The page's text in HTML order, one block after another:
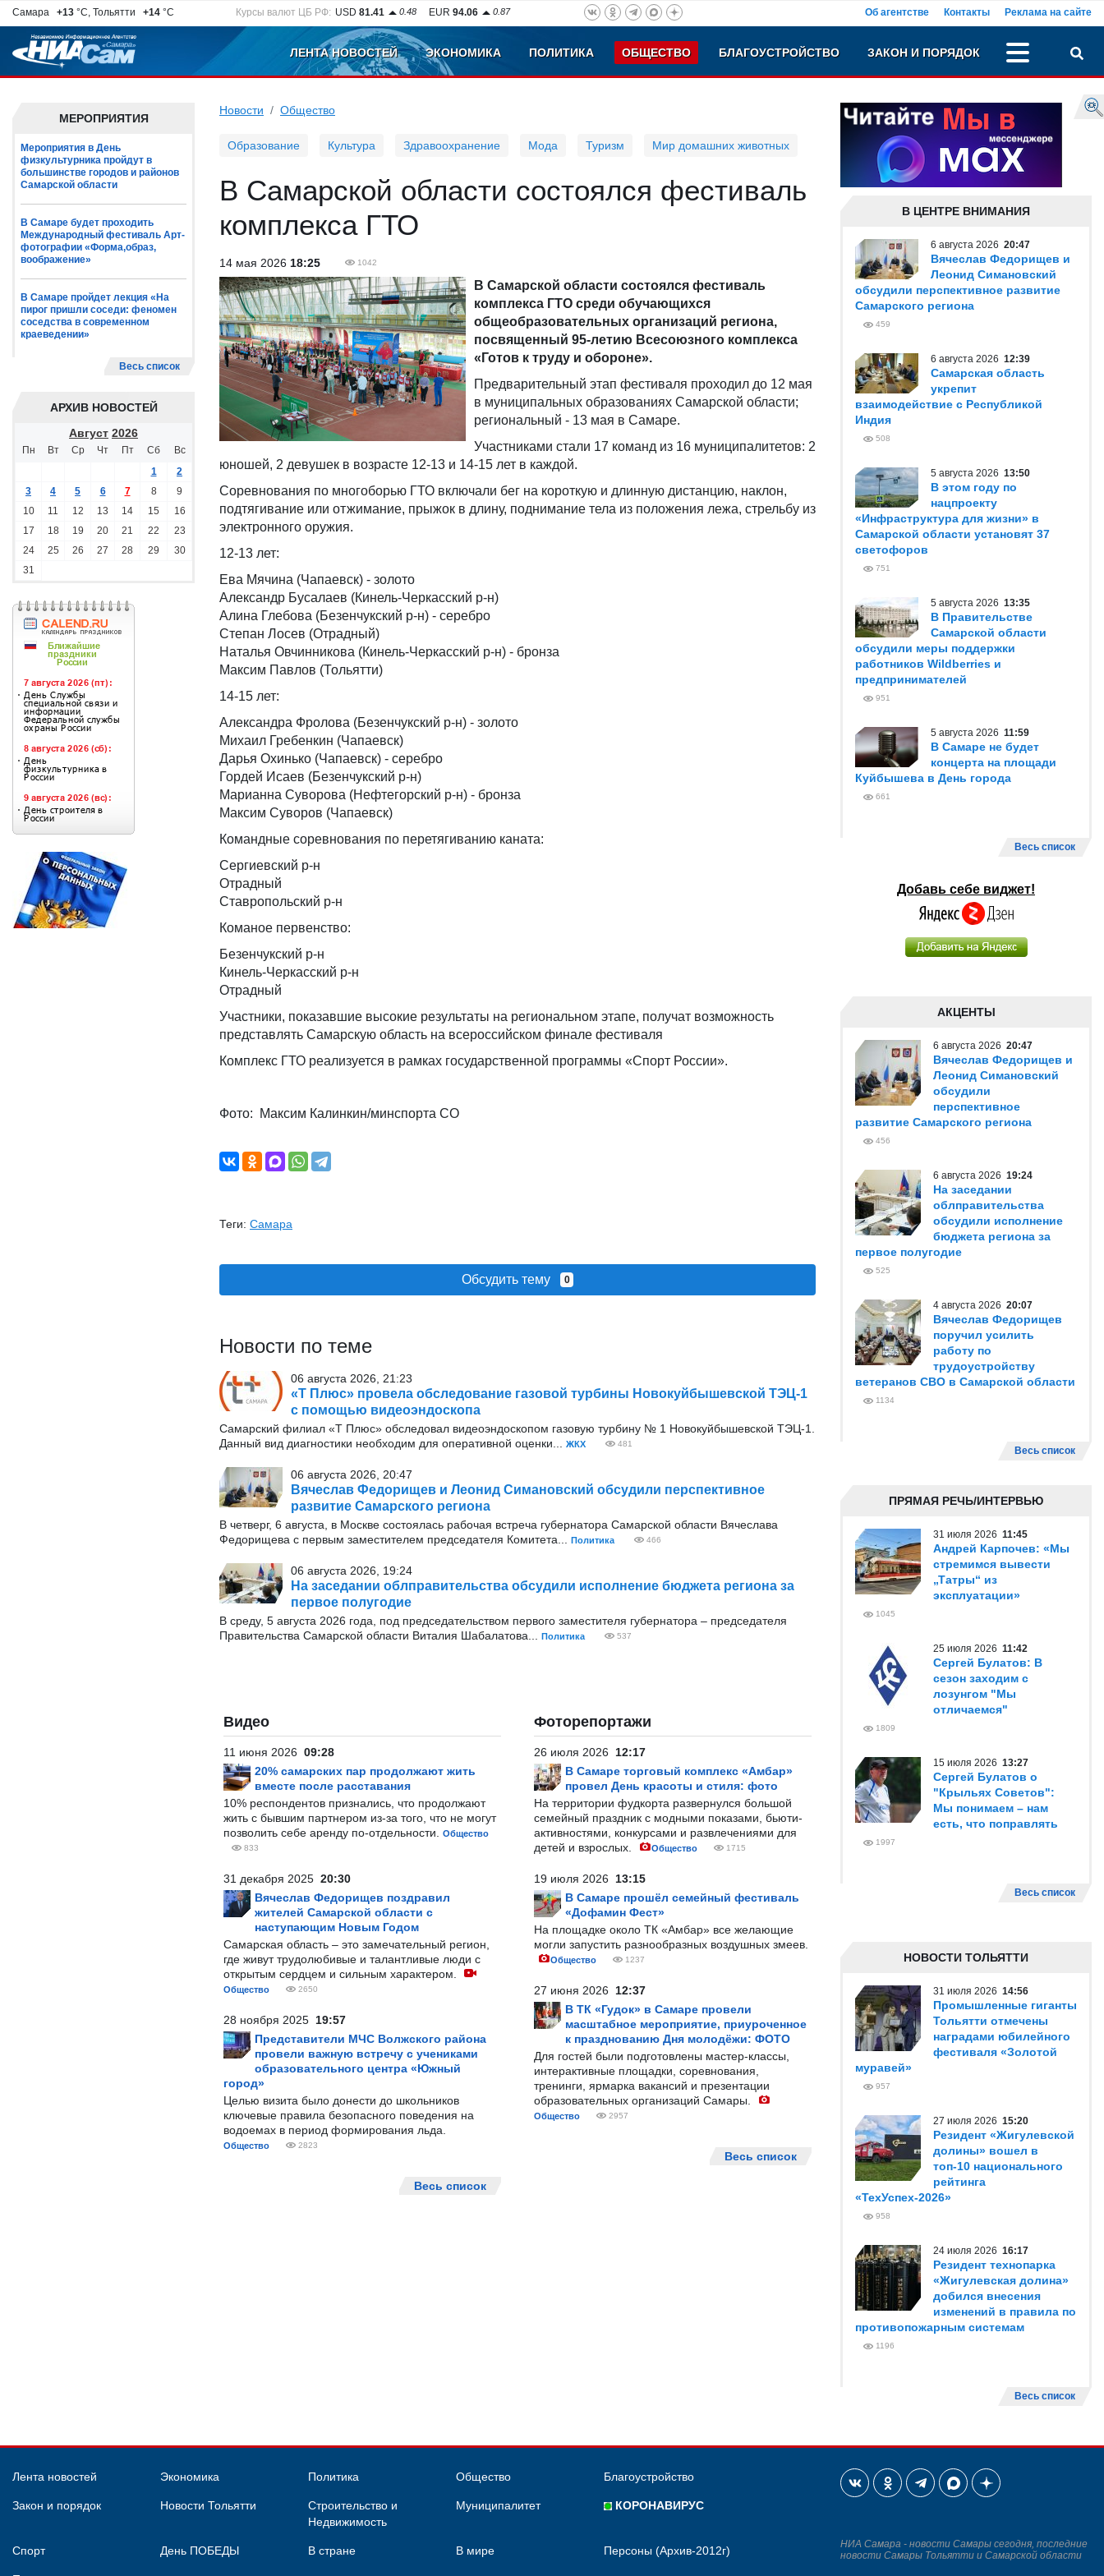
Самара +13 °C, Тольятти +14 °C Курсы валют ЦБ РФ: USD 81.41 0.48 EUR 94.06 0.87 Об агентстве Контакты Реклама на сайте
ЛЕНТА НОВОСТЕЙ ЭКОНОМИКА ПОЛИТИКА ОБЩЕСТВО БЛАГОУСТРОЙСТВО ЗАКОН И ПОРЯДОК
МЕРОПРИЯТИЯ
Мероприятия в День
физкультурника пройдут в
большинстве городов и районов
Самарской области
В Самаре будет проходить
Международный фестиваль Арт-
фотографии «Форма,образ,
воображение»
В Самаре пройдет лекция «На
пирог пришли соседи: феномен
соседства в современном
краеведении»
Весь список
АРХИВ НОВОСТЕЙ
Август 2026
Пн Вт Ср Чт Пт Сб
Вс
1
2
3
4 5 6 7 8
9
10
11 12 13 14 15
16
17
18 19 20 21 22
23
24
25 26 27 28 29
30
31
Новости Общество
Образование Культура Здравоохранение Мода Туризм Мир домашних животных
В Самарской области состоялся фестиваль
комплекса ГТО
14 мая 2026 18:25 1042
В Самарской области состоялся фестиваль
комплекса ГТО среди обучающихся
общеобразовательных организаций региона,
посвященный 95-летию Всесоюзного комплекса
«Готов к труду и обороне».
Предварительный этап фестиваля проходил до 12 мая
в муниципальных образованиях Самарской области;
региональный - 13 мая в Самаре.
Участниками стали 17 команд из 16 муниципалитетов: 2
юношей, 2 девушек в возрасте 12-13 и 14-15 лет в каждой.
Соревнования по многоборью ГТО включали бег на короткую и длинную дистанцию, наклон,
подтягивание или отжимание, прыжок в длину, поднимание тела из положения лежа, стрельбу из
электронного оружия.
12-13 лет:
Ева Мячина (Чапаевск) - золото
Александр Бусалаев (Кинель-Черкасский р-н)
Алина Глебова (Безенчукский р-н) - серебро
Степан Лосев (Отрадный)
Наталья Овчинникова (Кинель-Черкасский р-н) - бронза
Максим Павлов (Тольятти)
14-15 лет:
Александра Фролова (Безенчукский р-н) - золото
Михаил Гребенкин (Чапаевск)
Дарья Охинько (Чапаевск) - серебро
Гордей Исаев (Безенчукский р-н)
Марианна Суворова (Нефтегорский р-н) - бронза
Максим Суворов (Чапаевск)
Командные соревнования по перетягиванию каната:
Сергиевский р-н
Отрадный
Ставропольский р-н
Команое первенство:
Безенчукский р-н
Кинель-Черкасский р-н
Отрадный
Участники, показавшие высокие результаты на региональном этапе, получат возможность
представлять Самарскую область на всероссийском финале фестиваля
Комплекс ГТО реализуется в рамках государственной программы «Спорт России».
Фото: Максим Калинкин/минспорта СО
Теги: Самара
Обсудить тему 0
Новости по теме
06 августа 2026, 21:23
«Т Плюс» провела обследование газовой турбины Новокуйбышевской ТЭЦ-1
с помощью видеоэндоскопа
Самарский филиал «Т Плюс» обследовал видеоэндоскопом газовую турбину № 1 Новокуйбышевской ТЭЦ-1.
Данный вид диагностики необходим для оперативной оценки...
ЖКХ 481
06 августа 2026, 20:47
Вячеслав Федорищев и Леонид Симановский обсудили перспективное
развитие Самарского региона
В четверг, 6 августа, в Москве состоялась рабочая встреча губернатора Самарской области Вячеслава
Федорищева с первым заместителем председателя Комитета...
Политика 466
06 августа 2026, 19:24
На заседании облправительства обсудили исполнение бюджета региона за
первое полугодие
В среду, 5 августа 2026 года, под председательством первого заместителя губернатора – председателя
Правительства Самарской области Виталия Шабалатова...
Политика 537
Видео
11 июня 2026 09:28
20% самарских пар продолжают жить
вместе после расставания
10% респондентов признались, что продолжают
жить с бывшим партнером из-за того, что не могут
позволить себе аренду по-отдельности.
Общество
833
31 декабря 2025 20:30
Вячеслав Федорищев поздравил
жителей Самарской области с
наступающим Новым Годом
Самарская область – это замечательный регион,
где живут трудолюбивые и талантливые люди с
открытым сердцем и сильным характером.
Общество 2650
28 ноября 2025 19:57
Представители МЧС Волжского района
провели важную встречу с учениками
образовательного центра «Южный
город»
Целью визита было донести до школьников
ключевые правила безопасного поведения на
водоемах в период формирования льда.
Общество 2823
Весь список
Фоторепортажи
26 июля 2026 12:17
В Самаре торговый комплекс «Амбар»
провел День красоты и стиля: фото
На территории фудкорта развернулся большой
семейный праздник с модными показами, бьюти-
активностями, конкурсами и развлечениями для
детей и взрослых.
Общество 1715
19 июля 2026 13:15
В Самаре прошёл семейный фестиваль
«Дофамин Фест»
На площадке около ТК «Амбар» все желающие
могли запустить разнообразных воздушных змеев.
Общество 1237
27 июня 2026 12:37
В ТК «Гудок» в Самаре провели
масштабное мероприятие, приуроченное
к празднованию Дня молодёжи: ФОТО
Для гостей были подготовлены мастер-классы,
интерактивные площадки, соревнования,
тренинги, ярмарка вакансий и презентации
образовательных организаций Самары.
Общество 2957
Весь список
В ЦЕНТРЕ ВНИМАНИЯ
6 августа 2026 20:47
Вячеслав Федорищев и
Леонид Симановский
обсудили перспективное развитие
Самарского региона
459
6 августа 2026 12:39
Самарская область
укрепит
взаимодействие с Республикой
Индия
508
5 августа 2026 13:50
В этом году по
нацпроекту
«Инфраструктура для жизни» в
Самарской области установят 37
светофоров
751
5 августа 2026 13:35
В Правительстве
Самарской области
обсудили меры поддержки
работников Wildberries и
предпринимателей
951
5 августа 2026 11:59
В Самаре не будет
концерта на площади
Куйбышева в День города
661
Весь список
Добавь себе виджет!
АКЦЕНТЫ
6 августа 2026 20:47
Вячеслав Федорищев и
Леонид Симановский
обсудили
перспективное
развитие Самарского региона
456
6 августа 2026 19:24
На заседании
облправительства
обсудили исполнение
бюджета региона за
первое полугодие
525
4 августа 2026 20:07
Вячеслав Федорищев
поручил усилить
работу по
трудоустройству
ветеранов СВО в Самарской области
1134
Весь список
ПРЯМАЯ РЕЧЬ/ИНТЕРВЬЮ
31 июля 2026 11:45
Андрей Карпочев: «Мы
стремимся вывести
„Татры“ из
эксплуатации»
1045
25 июля 2026 11:42
Сергей Булатов: В
сезон заходим с
лозунгом "Мы
отличаемся"
1809
15 июля 2026 13:27
Сергей Булатов о
"Крыльях Советов":
Мы понимаем – нам
есть, что поправлять
1997
Весь список
НОВОСТИ ТОЛЬЯТТИ
31 июля 2026 14:56
Промышленные гиганты
Тольятти отмечены
наградами юбилейного
фестиваля «Золотой
муравей»
957
27 июля 2026 15:20
Резидент «Жигулевской
долины» вошел в
топ-10 национального
рейтинга
«ТехУспех-2026»
958
24 июля 2026 16:17
Резидент технопарка
«Жигулевская долина»
добился внесения
изменений в правила по
противопожарным системам
1196
Весь список
Лента новостей Экономика Политика Общество Благоустройство
Закон и порядок Новости Тольятти
Строительство и
Недвижимость
Муниципалитет КОРОНАВИРУС
Спорт День ПОБЕДЫ В стране В мире Персоны (Архив-2012г)
НИА Самара - новости Самары сегодня, последние
новости Самары Тольятти и Самарской области